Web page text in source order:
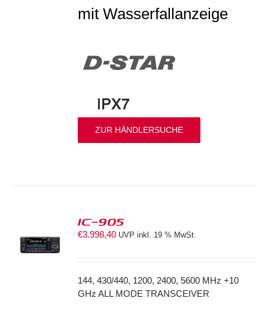
mit Wasserfallanzeige
ZUR HÄNDLERSUCHE
IC-905
€3.998,40 UVP inkl. 19 % MwSt.
144, 430/440, 1200, 2400, 5600 MHz +10
GHz ALL MODE TRANSCEIVER